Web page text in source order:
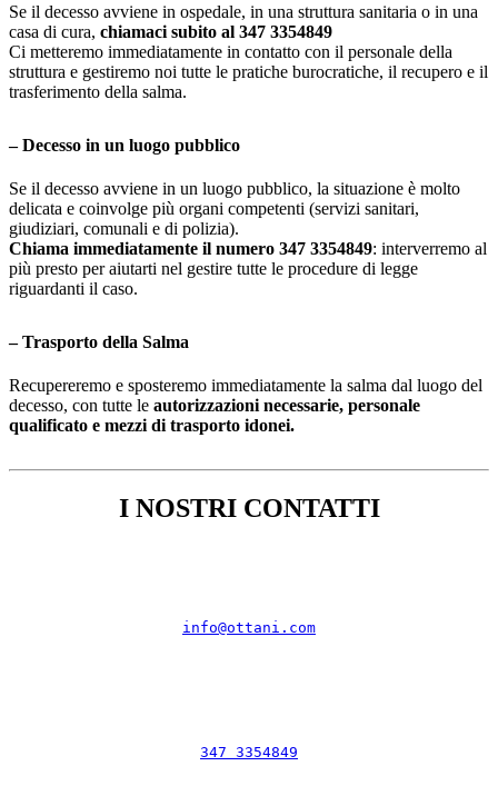
Se il decesso avviene in ospedale, in una struttura sanitaria o in una
casa di cura, chiamaci subito al 347 3354849
Ci metteremo immediatamente in contatto con il personale della
struttura e gestiremo noi tutte le pratiche burocratiche, il recupero e il
trasferimento della salma.
– Decesso in un luogo pubblico
Se il decesso avviene in un luogo pubblico, la situazione è molto
delicata e coinvolge più organi competenti (servizi sanitari,
giudiziari, comunali e di polizia).
Chiama immediatamente il numero 347 3354849: interverremo al
più presto per aiutarti nel gestire tutte le procedure di legge
riguardanti il caso.
– Trasporto della Salma
Recupereremo e sposteremo immediatamente la salma dal luogo del
decesso, con tutte le autorizzazioni necessarie, personale
qualificato e mezzi di trasporto idonei.
I NOSTRI CONTATTI
info@ottani.com
347 3354849